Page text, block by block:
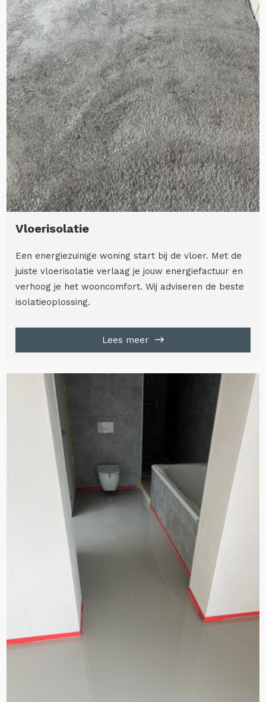
Vloerisolatie
Een energiezuinige woning start bij de vloer. Met de
juiste vloerisolatie verlaag je jouw energiefactuur en
verhoog je het wooncomfort. Wij adviseren de beste
isolatieoplossing.
Lees meer